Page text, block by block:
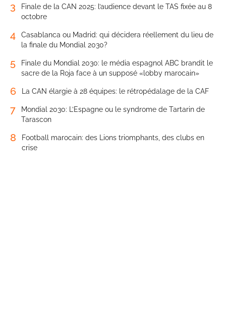
3
Finale de la CAN 2025: l’audience devant le TAS fixée au 8
octobre
4
Casablanca ou Madrid: qui décidera réellement du lieu de
la finale du Mondial 2030?
5
Finale du Mondial 2030: le média espagnol ABC brandit le
sacre de la Roja face à un supposé «lobby marocain»
6 La CAN élargie à 28 équipes: le rétropédalage de la CAF
7
Mondial 2030: L’Espagne ou le syndrome de Tartarin de
Tarascon
8
Football marocain: des Lions triomphants, des clubs en
crise